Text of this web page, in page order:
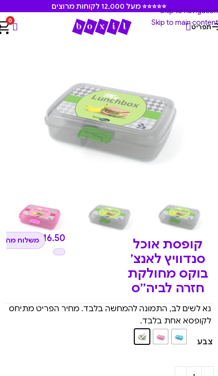
Skip to navigation
Skip to main content
⭐⭐⭐⭐⭐ מעל 12,000 לקוחות מרוצים
תפריט
0
עמוד הבית קופסאות אוכל/קופסאות אוכל לילדים. גן ובית ספר
קופסת אוכל
סנדוויץ לאנצ’
בוקס מחולקת
חזרה לביה”ס
₪16.50 משלוח
נא לשים לב, התמונה להמחשה בלבד. מחיר הפריט מתיחס
לקופסא אחת בלבד.
צבע